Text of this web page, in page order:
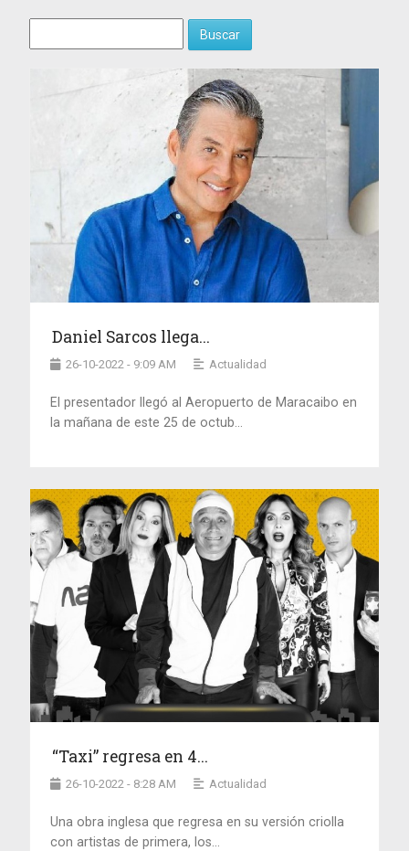
Buscar
Daniel Sarcos llega...
26-10-2022 - 9:09 AM Actualidad
El presentador llegó al Aeropuerto de Maracaibo en
la mañana de este 25 de octub...
“Taxi” regresa en 4...
26-10-2022 - 8:28 AM Actualidad
Una obra inglesa que regresa en su versión criolla
con artistas de primera, los...